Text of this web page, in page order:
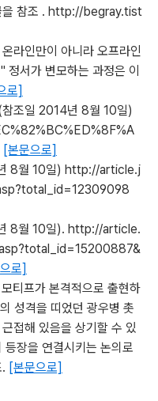
을 참조 . http://begray.tist
라인만이 아니라 오프라인
서가 변모하는 과정은 이
로]
조일 2014년 8월 10일)
[본문으로]
8월 10일) http://article.j
8월 10일). http://article.
로]
티프가 본격적으로 출현하
성격을 띠었던 광우병 촛
접해 있음을 상기할 수 있
장을 연결시키는 논의로
[본문으로]